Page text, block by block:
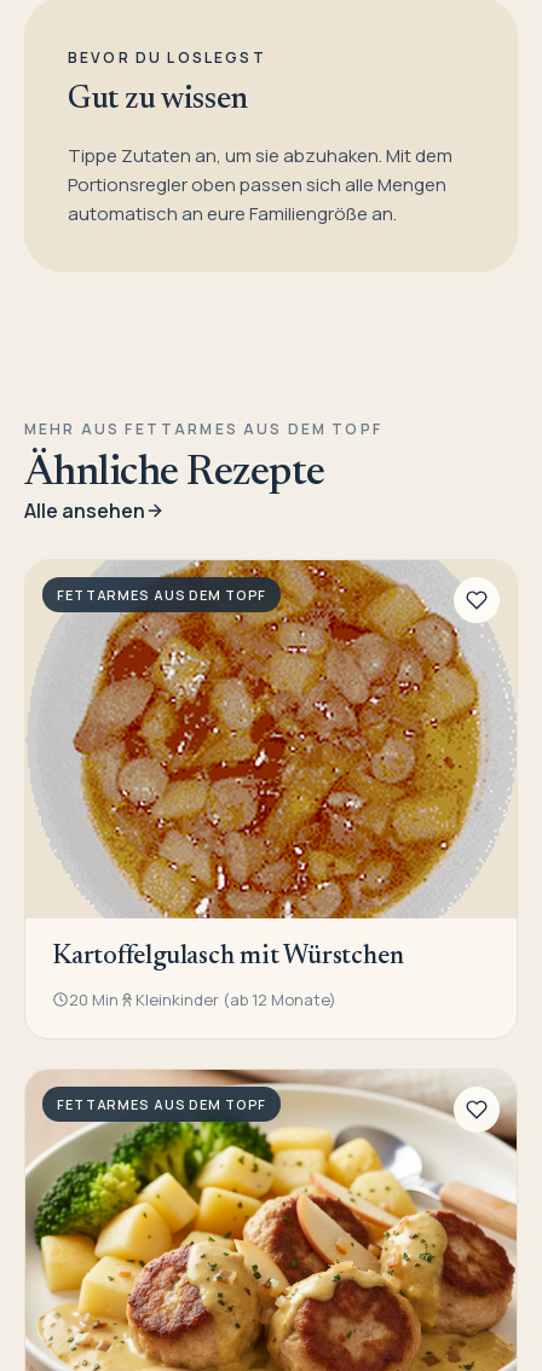
BEVOR DU LOSLEGST
Gut zu wissen
Tippe Zutaten an, um sie abzuhaken. Mit dem
Portionsregler oben passen sich alle Mengen
automatisch an eure Familiengröße an.
MEHR AUS FETTARMES AUS DEM TOPF
Ähnliche Rezepte
Alle ansehen
FETTARMES AUS DEM TOPF
Kartoffelgulasch mit Würstchen
20 Min Kleinkinder (ab 12 Monate)
FETTARMES AUS DEM TOPF